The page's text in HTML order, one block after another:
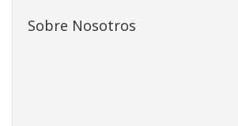
Sobre Nosotros